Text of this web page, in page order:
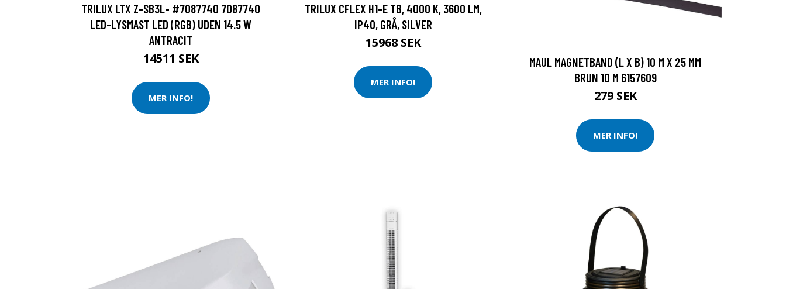
TRILUX LTX Z-SB3L- #7087740 7087740
LED-LYSMAST LED (RGB) UDEN 14.5 W
ANTRACIT
14511 SEK
MER INFO!
TRILUX CFLEX H1-E TB, 4000 K, 3600 LM,
IP40, GRÅ, SILVER
15968 SEK
MER INFO!
MAUL MAGNETBAND (L X B) 10 M X 25 MM
BRUN 10 M 6157609
279 SEK
MER INFO!